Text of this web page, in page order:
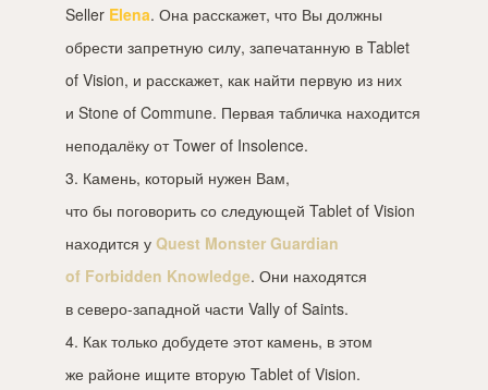
Seller Elena. Она расскажет, что Вы должны
обрести запретную силу, запечатанную в Tablet
of Vision, и расскажет, как найти первую из них
и Stone of Commune. Первая табличка находится
неподалёку от Tower of Insolence.
3. Камень, который нужен Вам,
что бы поговорить со следующей Tablet of Vision
находится у Quest Monster Guardian
of Forbidden Knowledge. Они находятся
в северо-западной части Vally of Saints.
4. Как только добудете этот камень, в этом
же районе ищите вторую Tablet of Vision.